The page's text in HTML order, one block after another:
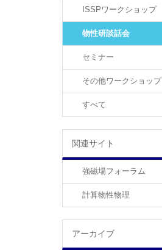
ISSPワークショップ
物性研談話会
セミナー
その他ワークショップ
すべて
関連サイト
強磁場フォーラム
計算物性物理
アーカイブ